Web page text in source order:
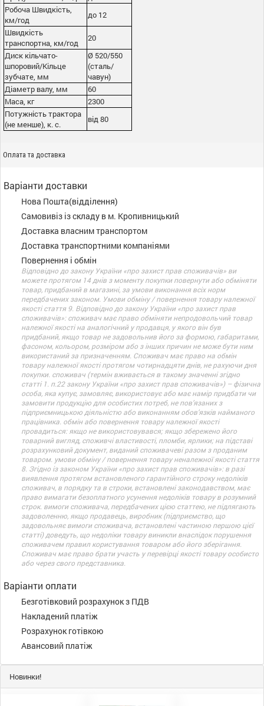
Робоча Швидкість,
км/год
до 12
Швидкість
транспортна, км/год
20
Диск кільчато-
шпоровий/Кільце
зубчате, мм
Ø 520/550
(сталь/
чавун)
Діаметр валу, мм
60
Маса, кг
2300
Потужність трактора
(не менше), к. с.
від 80
Оплата та доставка
Варіанти доставки
Нова Пошта(відділення)
Самовивіз із складу в м. Кропивницький
Доставка власним транспортом
Доставка транспортними компаніями
Повернення і обмін
Відповідно до закону України «про захист прав споживачів» ви
можете протягом 14 днів з моменту покупки повернути або обміняти
товар, придбаний в магазині, за умови виконання всіх норм
передбачених законом. Умови обміну / повернення товару належної
якості стаття 9. Відповідно до закону України «про захист прав
споживачів»: споживач має право обміняти непродовольчий товар
належної якості на аналогічний у продавця, у якого він був
придбаний, якщо товар не задовольнив його за формою, габаритами,
фасоном, кольором, розміром або з інших причин не може бути ним
використаний за призначенням. Споживач має право на обмін
товару належної якості протягом чотирнадцяти днів, не рахуючи дня
покупки. споживач (термін вживається в такому значенні згідно
статті 1. п.22 закону України «про захист прав споживачів») – фізична
особа, яка купує, замовляє, використовує або має намір придбати чи
замовити продукцію для особистих потреб, не пов’язаних з
підприємницькою діяльністю або виконанням обов’язків найманого
працівника. обмін або повернення товару належної якості
провадиться: якщо не використовувався; якщо збережено його
товарний вигляд, споживчі властивості, пломби, ярлики; на підставі
розрахунковий документ, виданий споживачеві разом з проданим
товаром. умови обміну / повернення товару неналежної якості стаття
8. Згідно із законом України «про захист прав споживачів»: в разі
виявлення протягом встановленого гарантійного строку недоліків
споживач, в порядку та в строки, встановлені законодавством, має
право вимагати безоплатного усунення недоліків товару в розумний
строк. вимоги споживача, передбачених цією статтею, не підлягають
задоволенню, якщо продавець, виробник (підприємство, що
задовольняє вимоги споживача, встановлені частиною першою цієї
статті) доведуть, що недоліки товару виникли внаслідок порушення
споживачем правил користування товаром або його зберігання.
Споживач має право брати участь у перевірці якості товару особисто
або через свого представника.
Варіанти оплати
Безготівковий розрахунок з ПДВ
Накладений платіж
Розрахунок готівкою
Авансовий платіж
Новинки!